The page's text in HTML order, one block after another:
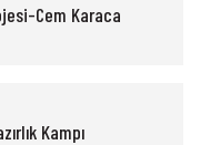
Cem Karaca
Kampı